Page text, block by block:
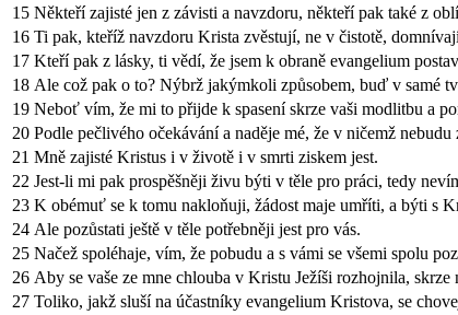
15 Někteří zajisté jen z závisti a navzdoru, někteří pak také z
16 Ti pak, kteříž navzdoru Krista zvěstují, ne v čistotě,
17 Kteří pak z lásky, ti vědí, že jsem k obraně evangelium
18 Ale což pak o to? Nýbrž jakýmkoli způsobem, buď v samé
19 Neboť vím, že mi to přijde k spasení skrze vaši modlitbu a
20 Podle pečlivého očekávání a naděje mé, že v ničemž
21 Mně zajisté Kristus i v životě i v smrti ziskem jest.
22 Jest-li mi pak prospěšněji živu býti v těle pro práci, tedy
23 K obémuť se k tomu nakloňuji, žádost maje umříti, a býti s
24 Ale pozůstati ještě v těle potřebněji jest pro vás.
25 Načež spoléhaje, vím, že pobudu a s vámi se všemi spolu
26 Aby se vaše ze mne chlouba v Kristu Ježíši rozhojnila, skrze
27 Toliko, jakž sluší na účastníky evangelium Kristova, se